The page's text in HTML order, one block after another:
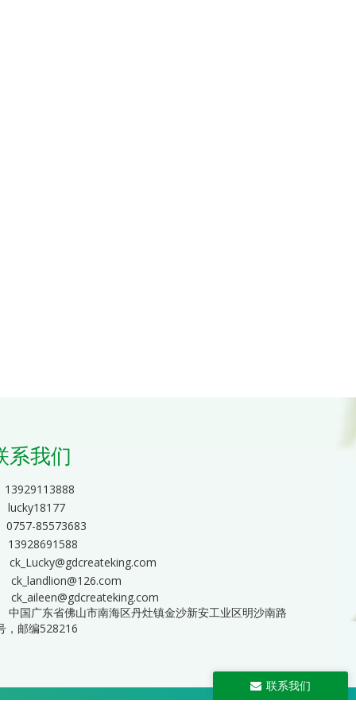
联系我们
系我们
13929113888
lucky18177
0757-85573683
13928691588
ck_Lucky@gdcreateking.com
ck_landlion@126.com
ck_aileen@gdcreateking.com
中国广东省佛山市南海区丹灶镇金沙新安工业区明沙南路
，邮编528216
12027566号